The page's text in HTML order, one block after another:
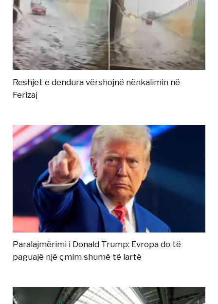
Reshjet e dendura vërshojnë nënkalimin në
Ferizaj
Paralajmërimi i Donald Trump: Evropa do të
paguajë një çmim shumë të lartë